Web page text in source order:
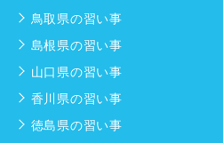
鳥取県の習い事
島根県の習い事
山口県の習い事
香川県の習い事
徳島県の習い事